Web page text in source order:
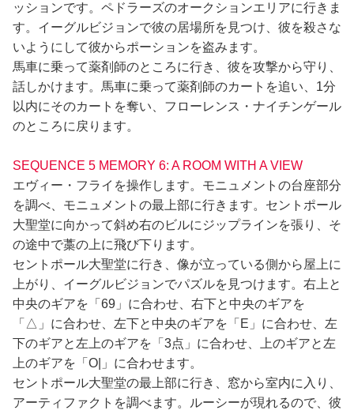
ッションです。ペドラーズのオークションエリアに行きま
す。イーグルビジョンで彼の居場所を見つけ、彼を殺さな
いようにして彼からポーションを盗みます。
馬車に乗って薬剤師のところに行き、彼を攻撃から守り、
話しかけます。馬車に乗って薬剤師のカートを追い、1分
以内にそのカートを奪い、フローレンス・ナイチンゲール
のところに戻ります。
SEQUENCE 5 MEMORY 6: A ROOM WITH A VIEW
エヴィー・フライを操作します。モニュメントの台座部分
を調べ、モニュメントの最上部に行きます。セントポール
大聖堂に向かって斜め右のビルにジップラインを張り、そ
の途中で藁の上に飛び下ります。
セントポール大聖堂に行き、像が立っている側から屋上に
上がり、イーグルビジョンでパズルを見つけます。右上と
中央のギアを「69」に合わせ、右下と中央のギアを
「△」に合わせ、左下と中央のギアを「E」に合わせ、左
下のギアと左上のギアを「3点」に合わせ、上のギアと左
上のギアを「O|」に合わせます。
セントポール大聖堂の最上部に行き、窓から室内に入り、
アーティファクトを調べます。ルーシーが現れるので、彼